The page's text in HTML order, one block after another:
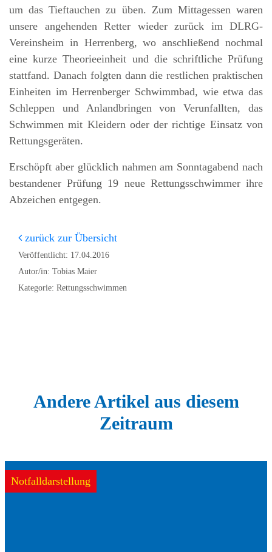
um das Tieftauchen zu üben. Zum Mittagessen waren
unsere angehenden Retter wieder zurück im DLRG-
Vereinsheim in Herrenberg, wo anschließend nochmal
eine kurze Theorieeinheit und die schriftliche Prüfung
stattfand. Danach folgten dann die restlichen praktischen
Einheiten im Herrenberger Schwimmbad, wie etwa das
Schleppen und Anlandbringen von Verunfallten, das
Schwimmen mit Kleidern oder der richtige Einsatz von
Rettungsgeräten.
Erschöpft aber glücklich nahmen am Sonntagabend nach
bestandener Prüfung 19 neue Rettungsschwimmer ihre
Abzeichen entgegen.
zurück zur Übersicht
Veröffentlicht: 17.04.2016
Autor/in: Tobias Maier
Kategorie: Rettungsschwimmen
Andere Artikel aus diesem
Zeitraum
Notfalldarstellung